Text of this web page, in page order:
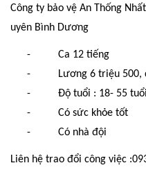
Công ty bảo vệ An Thống
uyên Bình Dương
-
Ca 12 tiếng
-
Lương 6 triệu 500,
-
Độ tuổi : 18- 55 tuổi
-
Có sức khỏe tốt
-
Có nhà đội
Liên hệ trao đổi công việc